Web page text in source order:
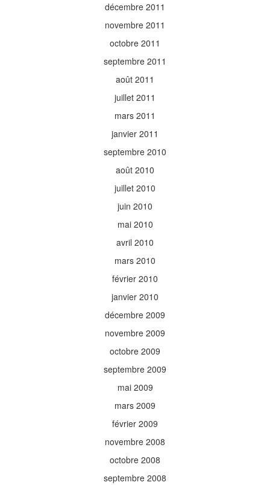
décembre 2011
novembre 2011
octobre 2011
septembre 2011
août 2011
juillet 2011
mars 2011
janvier 2011
septembre 2010
août 2010
juillet 2010
juin 2010
mai 2010
avril 2010
mars 2010
février 2010
janvier 2010
décembre 2009
novembre 2009
octobre 2009
septembre 2009
mai 2009
mars 2009
février 2009
novembre 2008
octobre 2008
septembre 2008